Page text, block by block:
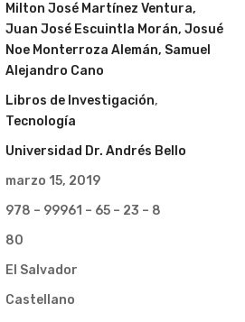
Milton José Martínez Ventura,
Juan José Escuintla Morán, Josué
Noe Monterroza Alemán, Samuel
Alejandro Cano
Libros de Investigación,
Tecnología
Universidad Dr. Andrés Bello
marzo 15, 2019
978 – 99961 – 65 – 23 – 8
80
El Salvador
Castellano